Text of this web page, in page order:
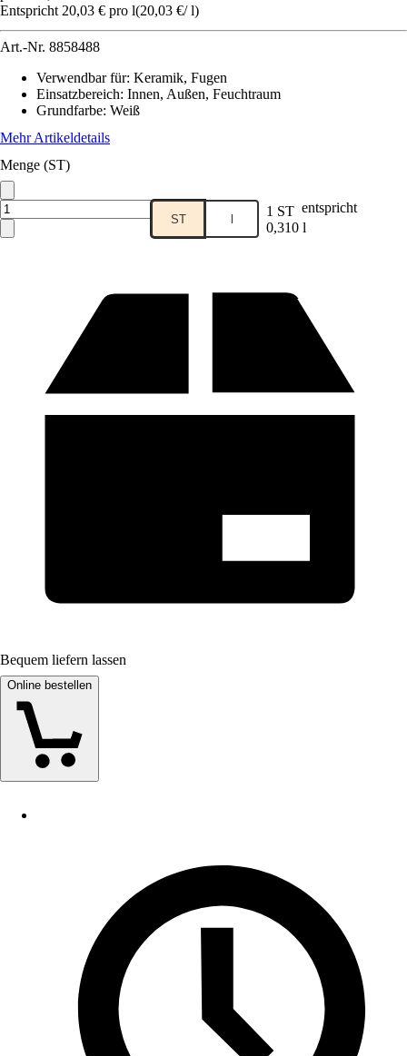
Entspricht 20,03 € pro l(20,03 €/ l)
Art.-Nr. 8858488
Verwendbar für: Keramik, Fugen
Einsatzbereich: Innen, Außen, Feuchtraum
Grundfarbe: Weiß
Mehr Artikeldetails
Menge (ST)
ST l 1 ST entspricht
0,310 l
Bequem liefern lassen
Online bestellen